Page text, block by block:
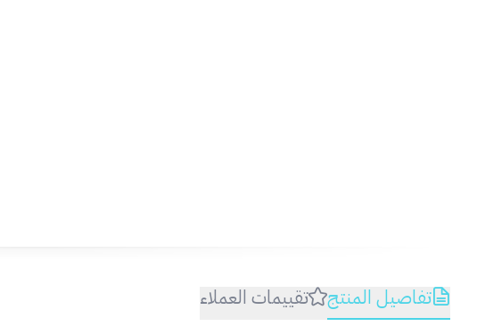
تفاصيل المنتج تقييمات العملاء